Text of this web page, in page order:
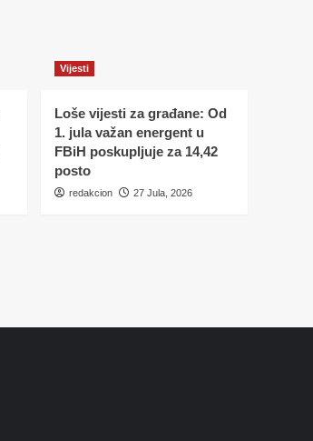
Vijesti
Loše vijesti za građane: Od
1. jula važan energent u
FBiH poskupljuje za 14,42
posto
redakcion 27 Jula, 2026